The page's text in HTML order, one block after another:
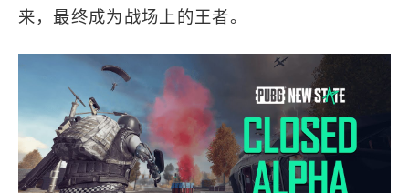
来，最终成为战场上的王者。